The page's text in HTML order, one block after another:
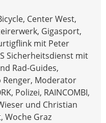
Center West,
Gigasport,
mit Peter
Sicherheitsdienst mit
Rad-Guides,
Renger, Moderator
Polizei, RAINCOMBI,
und Christian
Woche Graz